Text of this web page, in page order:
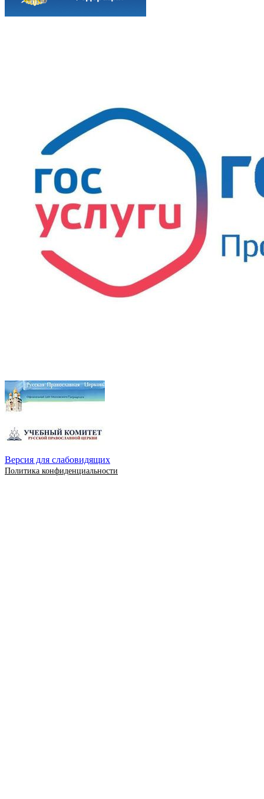
Версия для слабовидящих
Политика конфиденциальности